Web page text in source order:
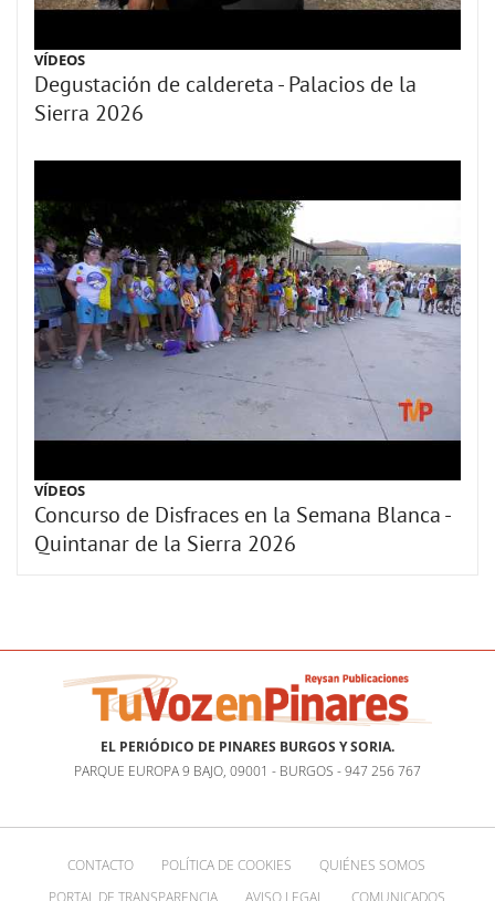
VÍDEOS
Degustación de caldereta - Palacios de la
Sierra 2026
VÍDEOS
Concurso de Disfraces en la Semana Blanca -
Quintanar de la Sierra 2026
EL PERIÓDICO DE PINARES BURGOS Y SORIA.
PARQUE EUROPA 9 BAJO, 09001 - BURGOS - 947 256 767
CONTACTO POLÍTICA DE COOKIES
QUIÉNES SOMOS